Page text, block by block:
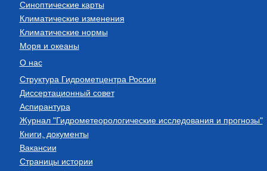
Синоптические карты
Климатические изменения
Климатические нормы
Моря и океаны
О нас
Структура Гидрометцентра России
Диссертационный совет
Аспирантура
Журнал "Гидрометеорологические исследования и прогнозы"
Книги, документы
Вакансии
Страницы истории